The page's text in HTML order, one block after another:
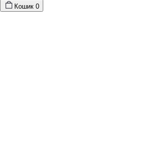
Кошик 0